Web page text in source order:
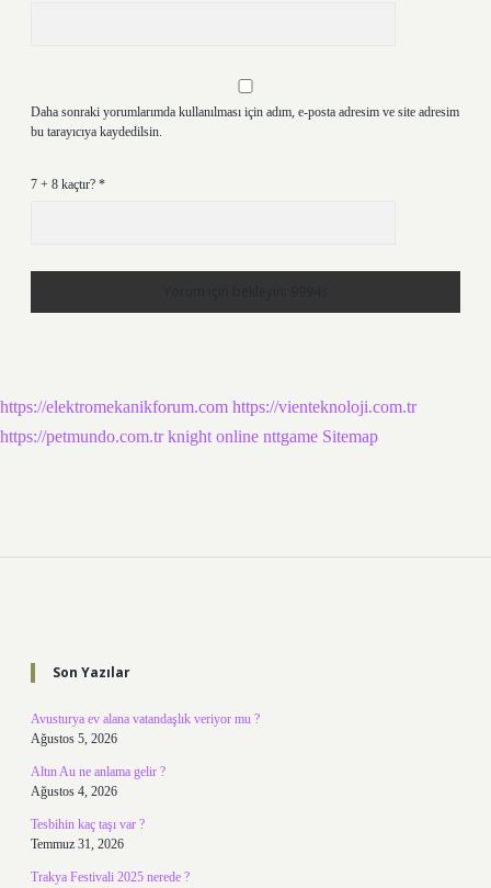
Daha sonraki yorumlarımda kullanılması için adım, e-posta adresim ve site adresim
bu tarayıcıya kaydedilsin.
7 + 8 kaçtır? *
https://elektromekanikforum.com https://vienteknoloji.com.tr
https://petmundo.com.tr knight online nttgame Sitemap
Son Yazılar
Avusturya ev alana vatandaşlık veriyor mu ?
Ağustos 5, 2026
Altın Au ne anlama gelir ?
Ağustos 4, 2026
Tesbihin kaç taşı var ?
Temmuz 31, 2026
Trakya Festivali 2025 nerede ?